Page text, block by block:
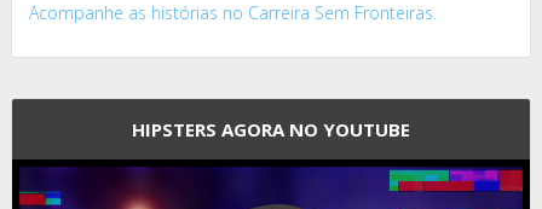
Acompanhe as histórias no Carreira Sem Fronteiras.
HIPSTERS AGORA NO YOUTUBE